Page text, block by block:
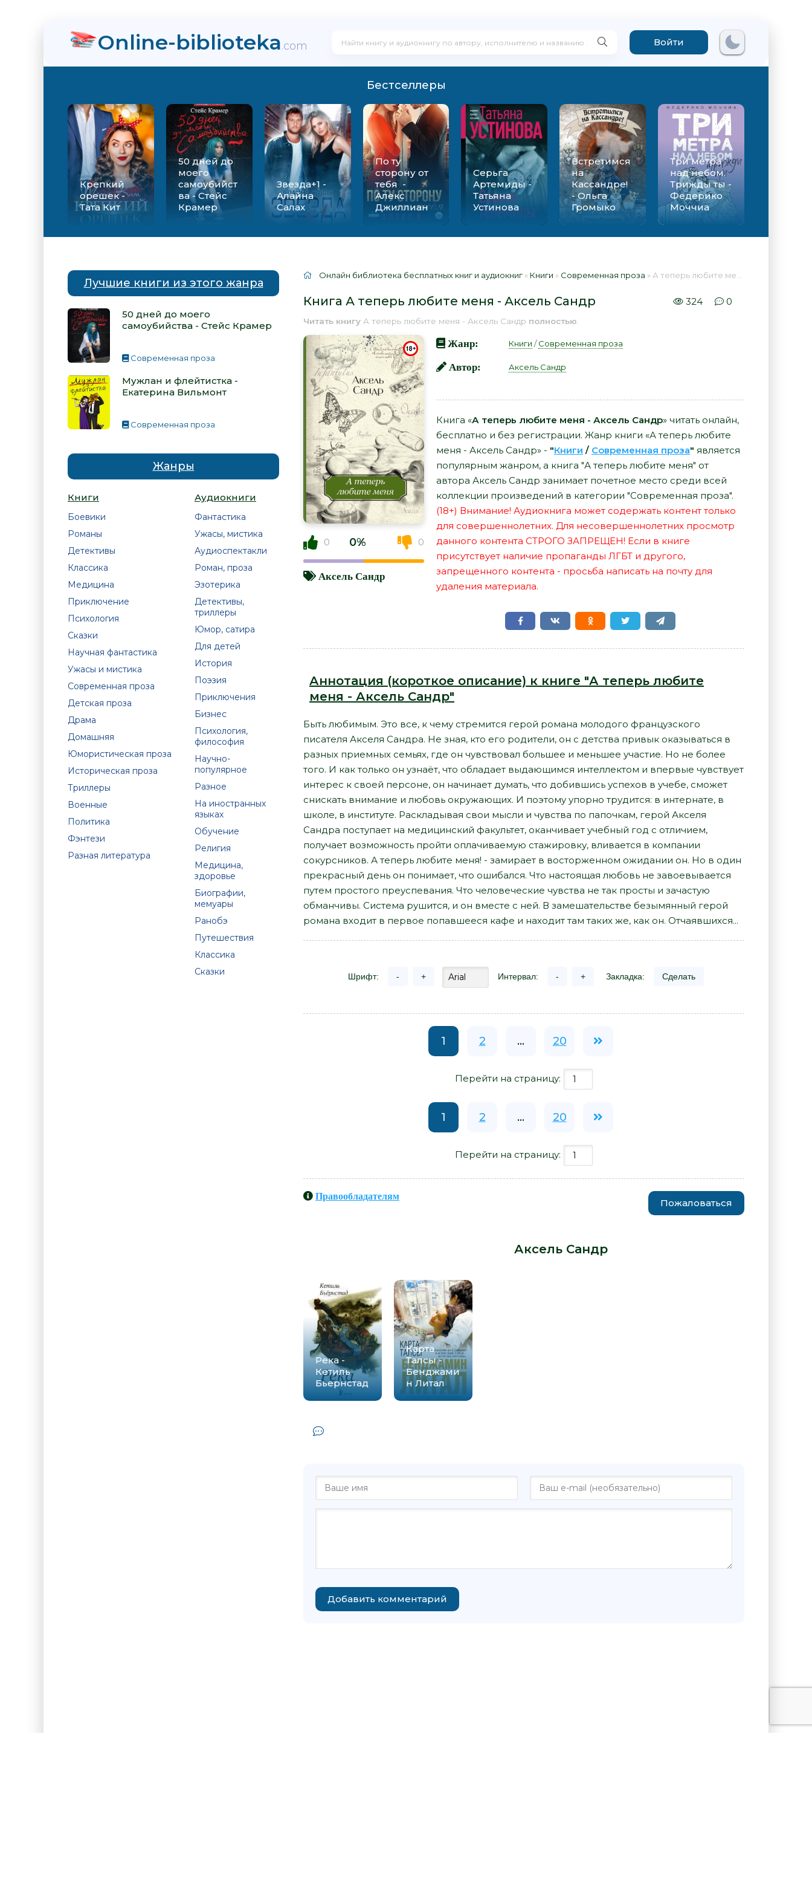
Online-biblioteka.com Войти
Бестселлеры
Крепкий
орешек -
Тата Кит
50 дней до
моего
самоубийст
ва - Стейс
Крамер
Звезда+1 -
Алайна
Салах
По ту
сторону от
тебя -
Алекс
Джиллиан
Серьга
Артемиды -
Татьяна
Устинова
Встретимся
на
Кассандре!
- Ольга
Громыко
Три метра
над небом.
Трижды ты -
Федерико
Моччиа
Лучшие книги из этого жанра
50 дней до моего
самоубийства - Стейс Крамер
Современная проза
Мужлан и флейтистка -
Екатерина Вильмонт
Современная проза
Жанры
Книги
Боевики
Романы
Детективы
Классика
Медицина
Приключение
Психология
Сказки
Научная фантастика
Ужасы и мистика
Современная проза
Детская проза
Драма
Домашняя
Юмористическая проза
Историческая проза
Триллеры
Военные
Политика
Фэнтези
Разная литература
Аудиокниги
Фантастика
Ужасы, мистика
Аудиоспектакли
Роман, проза
Эзотерика
Детективы,
триллеры
Юмор, сатира
Для детей
История
Поэзия
Приключения
Бизнес
Психология,
философия
Научно-
популярное
Разное
На иностранных
языках
Обучение
Религия
Медицина,
здоровье
Биографии,
мемуары
Ранобэ
Путешествия
Классика
Сказки
Онлайн библиотека бесплатных книг и аудиокниг » Книги » Современная проза » А теперь любите меня - Аксель Сандр 📕 - Книга онлайн бесплатно
Книга А теперь любите меня - Аксель Сандр 324 0
Читать книгу А теперь любите меня - Аксель Сандр полностью
0 0% 0
Аксель Сандр
Жанр: Книги /Современная проза
Автор: Аксель Сандр
Книга «А теперь любите меня - Аксель Сандр» читать онлайн,
бесплатно и без регистрации. Жанр книги «А теперь любите
меня - Аксель Сандр» - "Книги / Современная проза" является
популярным жанром, а книга "А теперь любите меня" от
автора Аксель Сандр занимает почетное место среди всей
коллекции произведений в категории "Современная проза".
(18+) Внимание! Аудиокнига может содержать контент только
для совершеннолетних. Для несовершеннолетних просмотр
данного контента СТРОГО ЗАПРЕЩЕН! Если в книге
присутствует наличие пропаганды ЛГБТ и другого,
запрещенного контента - просьба написать на почту для
удаления материала.
Аннотация (короткое описание) к книге "А теперь любите
меня - Аксель Сандр"
Быть любимым. Это все, к чему стремится герой романа молодого французского
писателя Акселя Сандра. Не зная, кто его родители, он с детства привык оказываться в
разных приемных семьях, где он чувствовал большее и меньшее участие. Но не более
того. И как только он узнаёт, что обладает выдающимся интеллектом и впервые чувствует
интерес к своей персоне, он начинает думать, что добившись успехов в учебе, сможет
снискать внимание и любовь окружающих. И поэтому упорно трудится: в интернате, в
школе, в институте. Раскладывая свои мысли и чувства по папочкам, герой Акселя
Сандра поступает на медицинский факультет, оканчивает учебный год с отличием,
получает возможность пройти оплачиваемую стажировку, вливается в компании
сокурсников. А теперь любите меня! - замирает в восторженном ожидании он. Но в один
прекрасный день он понимает, что ошибался. Что настоящая любовь не завоевывается
путем простого преуспевания. Что человеческие чувства не так просты и зачастую
обманчивы. Система рушится, и он вместе с ней. В замешательстве безымянный герой
романа входит в первое попавшееся кафе и находит там таких же, как он. Отчаявшихся...
Шрифт: - + Интервал: - + Закладка: Сделать
1 2 ... 20
Перейти на страницу:
1 2 ... 20
Перейти на страницу:
Правообладателям
Пожаловаться
Аксель Сандр:
Река -
Кетиль
Бьернстад
Карта
Талсы -
Бенджами
н Литал
Добавить комментарий
Вильмонт